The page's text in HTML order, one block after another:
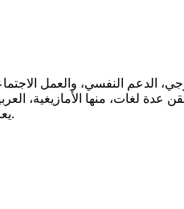
النفسي، والعمل
منها الأمازيغية، العربية،
يعزز تواصلنا مع مختلف الفئات المجتمعية.